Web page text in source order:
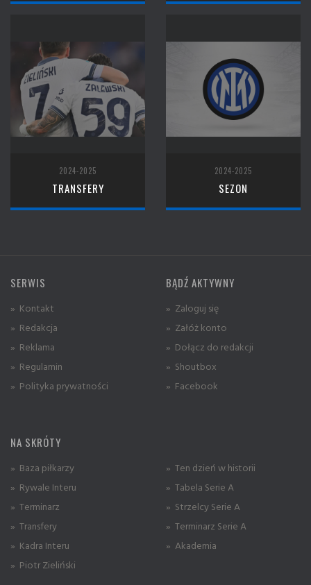
2024-2025
TRANSFERY
2024-2025
SEZON
SERWIS
» Kontakt
» Redakcja
» Reklama
» Regulamin
» Polityka prywatności
BĄDŹ AKTYWNY
» Zaloguj się
» Załóż konto
» Dołącz do redakcji
» Shoutbox
» Facebook
NA SKRÓTY
» Baza piłkarzy
» Rywale Interu
» Terminarz
» Transfery
» Kadra Interu
» Piotr Zieliński
» Ten dzień w historii
» Tabela Serie A
» Strzelcy Serie A
» Terminarz Serie A
» Akademia